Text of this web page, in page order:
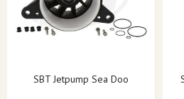
SBT Jetpump Sea Doo